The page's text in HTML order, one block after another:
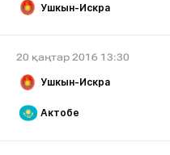
Ушкын-Искра
20 қаңтар 2016 13:30
Ушкын-Искра
Актобе